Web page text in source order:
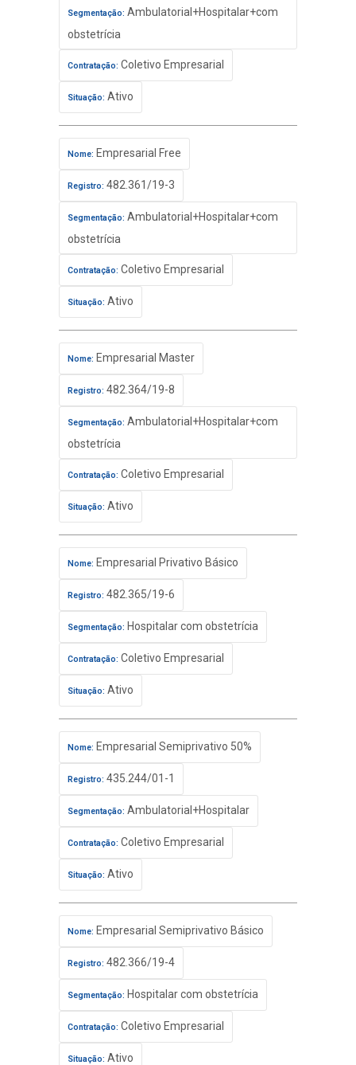
Segmentação: Ambulatorial+Hospitalar+com
obstetrícia
Contratação: Coletivo Empresarial
Situação: Ativo
Nome: Empresarial Free
Registro: 482.361/19-3
Segmentação: Ambulatorial+Hospitalar+com
obstetrícia
Contratação: Coletivo Empresarial
Situação: Ativo
Nome: Empresarial Master
Registro: 482.364/19-8
Segmentação: Ambulatorial+Hospitalar+com
obstetrícia
Contratação: Coletivo Empresarial
Situação: Ativo
Nome: Empresarial Privativo Básico
Registro: 482.365/19-6
Segmentação: Hospitalar com obstetrícia
Contratação: Coletivo Empresarial
Situação: Ativo
Nome: Empresarial Semiprivativo 50%
Registro: 435.244/01-1
Segmentação: Ambulatorial+Hospitalar
Contratação: Coletivo Empresarial
Situação: Ativo
Nome: Empresarial Semiprivativo Básico
Registro: 482.366/19-4
Segmentação: Hospitalar com obstetrícia
Contratação: Coletivo Empresarial
Situação: Ativo